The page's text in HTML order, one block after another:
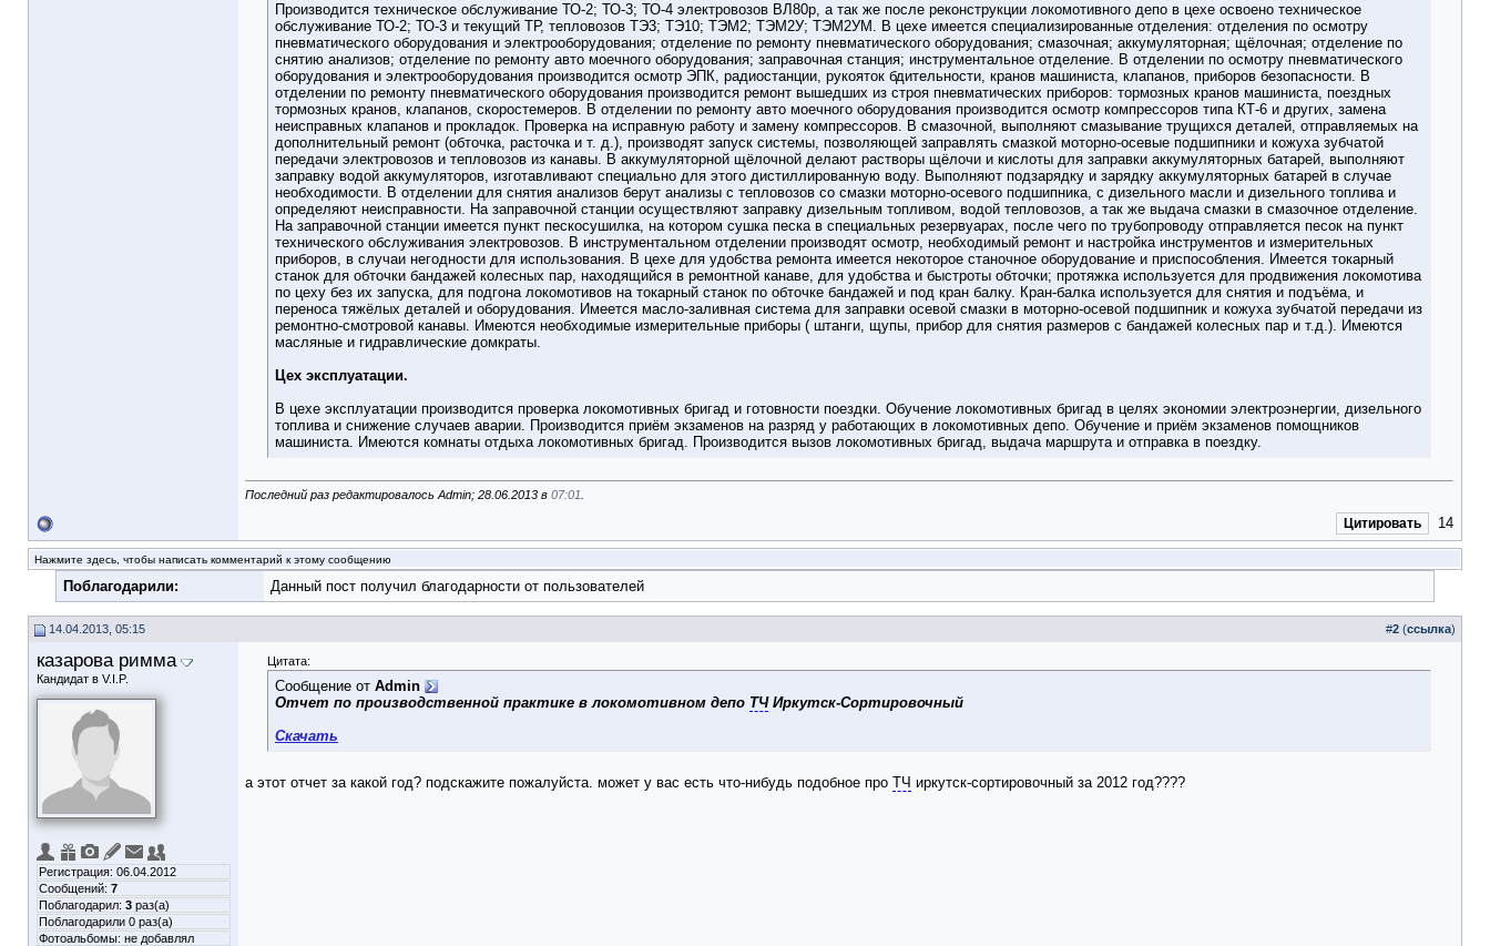
Производится техническое обслуживание ТО-2; ТО-3; ТО-4 электровозов ВЛ80р, а так же после реконструкции локомотивного депо в цехе освоено техническое
обслуживание ТО-2; ТО-3 и текущий ТР, тепловозов ТЭ3; ТЭ10; ТЭМ2; ТЭМ2У; ТЭМ2УМ. В цехе имеется специализированные отделения: отделения по осмотру
пневматического оборудования и электрооборудования; отделение по ремонту пневматического оборудования; смазочная; аккумуляторная; щёлочная; отделение по
снятию анализов; отделение по ремонту авто моечного оборудования; заправочная станция; инструментальное отделение. В отделении по осмотру пневматического
оборудования и электрооборудования производится осмотр ЭПК, радиостанции, рукояток бдительности, кранов машиниста, клапанов, приборов безопасности. В
отделении по ремонту пневматического оборудования производится ремонт вышедших из строя пневматических приборов: тормозных кранов машиниста, поездных
тормозных кранов, клапанов, скоростемеров. В отделении по ремонту авто моечного оборудования производится осмотр компрессоров типа КТ-6 и других, замена
неисправных клапанов и прокладок. Проверка на исправную работу и замену компрессоров. В смазочной, выполняют смазывание трущихся деталей, отправляемых на
дополнительный ремонт (обточка, расточка и т. д.), производят запуск системы, позволяющей заправлять смазкой моторно-осевые подшипники и кожуха зубчатой
передачи электровозов и тепловозов из канавы. В аккумуляторной щёлочной делают растворы щёлочи и кислоты для заправки аккумуляторных батарей, выполняют
заправку водой аккумуляторов, изготавливают специально для этого дистиллированную воду. Выполняют подзарядку и зарядку аккумуляторных батарей в случае
необходимости. В отделении для снятия анализов берут анализы с тепловозов со смазки моторно-осевого подшипника, с дизельного масли и дизельного топлива и
определяют неисправности. На заправочной станции осуществляют заправку дизельным топливом, водой тепловозов, а так же выдача смазки в смазочное отделение.
На заправочной станции имеется пункт пескосушилка, на котором сушка песка в специальных резервуарах, после чего по трубопроводу отправляется песок на пункт
технического обслуживания электровозов. В инструментальном отделении производят осмотр, необходимый ремонт и настройка инструментов и измерительных
приборов, в случаи негодности для использования. В цехе для удобства ремонта имеется некоторое станочное оборудование и приспособления. Имеется токарный
станок для обточки бандажей колесных пар, находящийся в ремонтной канаве, для удобства и быстроты обточки; протяжка используется для продвижения локомотива
по цеху без их запуска, для подгона локомотивов на токарный станок по обточке бандажей и под кран балку. Кран-балка используется для снятия и подъёма, и
переноса тяжёлых деталей и оборудования. Имеется масло-заливная система для заправки осевой смазки в моторно-осевой подшипник и кожуха зубчатой передачи из
ремонтно-смотровой канавы. Имеются необходимые измерительные приборы ( штанги, щупы, прибор для снятия размеров с бандажей колесных пар и т.д.). Имеются
масляные и гидравлические домкраты.
Цех эксплуатации.
В цехе эксплуатации производится проверка локомотивных бригад и готовности поездки. Обучение локомотивных бригад в целях экономии электроэнергии, дизельного
топлива и снижение случаев аварии. Производится приём экзаменов на разряд у работающих в локомотивных депо. Обучение и приём экзаменов помощников
машиниста. Имеются комнаты отдыха локомотивных бригад. Производится вызов локомотивных бригад, выдача маршрута и отправка в поездку.
Последний раз редактировалось Admin; 28.06.2013 в 07:01
Цитировать 14
Нажмите здесь, чтобы написать комментарий к этому сообщению
Поблагодарили: Данный пост получил благодарности от пользователей
14.04.2013, 05:15 #2 (ссылка)
казарова римма
Кандидат в V.I.P.
Регистрация: 06.04.2012
Сообщений: 7
Поблагодарил: 3 раз(а)
Поблагодарили 0 раз(а)
Фотоальбомы: не добавлял
Цитата:
Сообщение от Admin
Отчет по производственной практике в локомотивном депо ТЧИркутск-Сортировочный
Скачать
а этот отчет за какой год? подскажите пожалуйста. может у вас есть что-нибудь подобное про ТЧ иркутск-сортировочный за 2012 год????